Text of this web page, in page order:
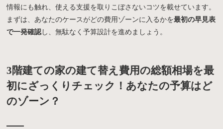
情報にも触れ、使える支援を取りこぼさないコツを載せています。
まずは、あなたのケースがどの費用ゾーンに入るかを最初の早見表
で一発確認し、無駄なく予算設計を進めましょう。
3階建ての家の建て替え費用の総額相場を最
初にざっくりチェック！あなたの予算はど
のゾーン？